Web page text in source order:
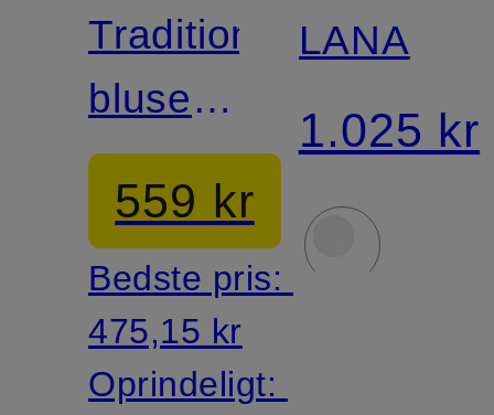
Traditionel
bluse
EMILIA
559 kr
Bedste pris:
475,15 kr
Oprindeligt:
LANA
1.025 kr